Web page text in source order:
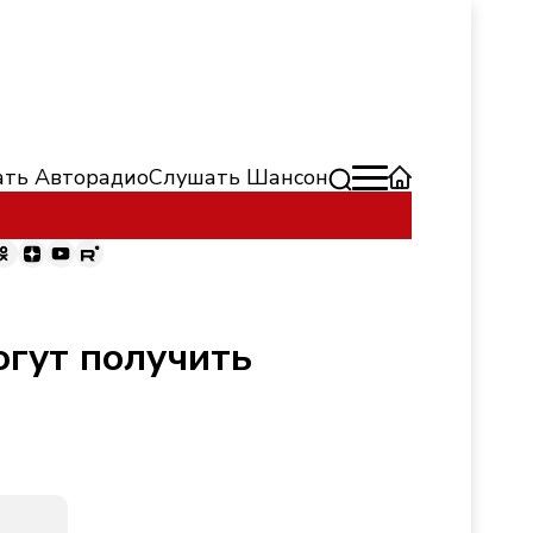
АвторадиоСлушать Шансон
получить